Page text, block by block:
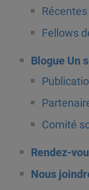
Fellows
Blogue Un
Comité
Rendez-
Nous